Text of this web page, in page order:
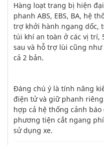
Hàng loạt trang bị hiện
phanh ABS, EBS, BA, hệ
trợ khởi hành ngang dốc,
túi khí an toàn ở các vị trí,
sau và hỗ trợ lùi cũng
cả 2 bản.
Đáng chú ý là tính năng
điện tử và giữ phanh
hợp cả hệ thống cảnh
phương tiện cắt ngang
sử dụng xe.